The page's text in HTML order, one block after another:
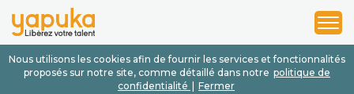
Nous utilisons les cookies afin de fournir les services et fonctionnalités
proposés sur notre site, comme détaillé dans notre politique de
confidentialité
Fermer
1
2
3